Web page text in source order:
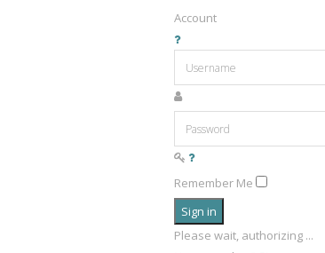
Account
Remember Me
Sign in
Please wait, authorizing ...